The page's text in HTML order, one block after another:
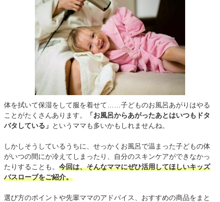
体を拭いて保湿をして服を着せて……子どものお風呂あがりはやる
ことがたくさんあります。
「お風呂からあがったあとはいつもドタ
バタしている」 というママも多いかもしれませんね。
しかしそうしているうちに、せっかくお風呂で温まった子どもの体
がいつの間にか冷えてしまったり、自分のスキンケアができなかっ
たりすることも。 今回は、そんなママにぜひ活用してほしいキッズ
バスローブをご紹介。
選び方のポイントや先輩ママのアドバイス、おすすめの商品をまと